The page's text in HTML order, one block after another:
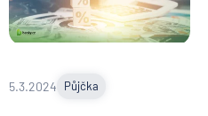
5.3.2024 Půjčka